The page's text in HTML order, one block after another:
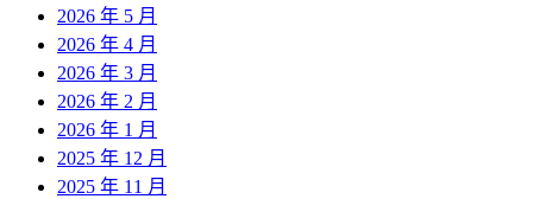
2026 年 5 月
2026 年 4 月
2026 年 3 月
2026 年 2 月
2026 年 1 月
2025 年 12 月
2025 年 11 月